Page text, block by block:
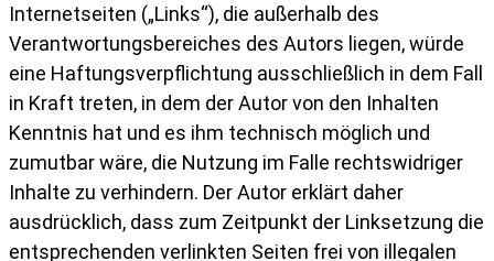
Internetseiten („Links“), die außerhalb des
Verantwortungsbereiches des Autors liegen, würde
eine Haftungsverpflichtung ausschließlich in dem Fall
in Kraft treten, in dem der Autor von den Inhalten
Kenntnis hat und es ihm technisch möglich und
zumutbar wäre, die Nutzung im Falle rechtswidriger
Inhalte zu verhindern. Der Autor erklärt daher
ausdrücklich, dass zum Zeitpunkt der Linksetzung die
entsprechenden verlinkten Seiten frei von illegalen